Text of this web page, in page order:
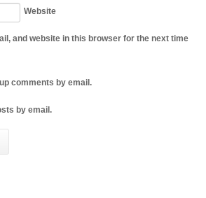
Website
and website in this browser for the next time
comments by email.
by email.